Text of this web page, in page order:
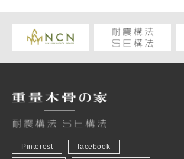
Pinterest facebook